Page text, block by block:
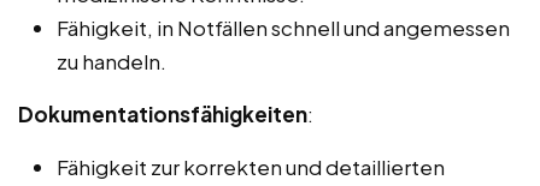
Fähigkeit, in Notfällen schnell und angemessen
zu handeln.
Dokumentationsfähigkeiten:
Fähigkeit zur korrekten und detaillierten